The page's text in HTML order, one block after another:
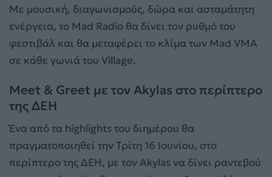
Με μουσική, διαγωνισμούς, δώρα και ασταμάτητη
ενέργεια, το Mad Radio θα δίνει τον ρυθμό του
φεστιβάλ και θα μεταφέρει το κλίμα των Mad VMA
σε κάθε γωνιά του Village.
Meet & Greet με τον Akylas στο περίπτερο
της ΔΕΗ
Ένα από τα highlights του διημέρου θα
πραγματοποιηθεί την Τρίτη 16 Ιουνίου, στο
περίπτερο της ΔΕΗ, με τον Akylas να δίνει ραντεβού